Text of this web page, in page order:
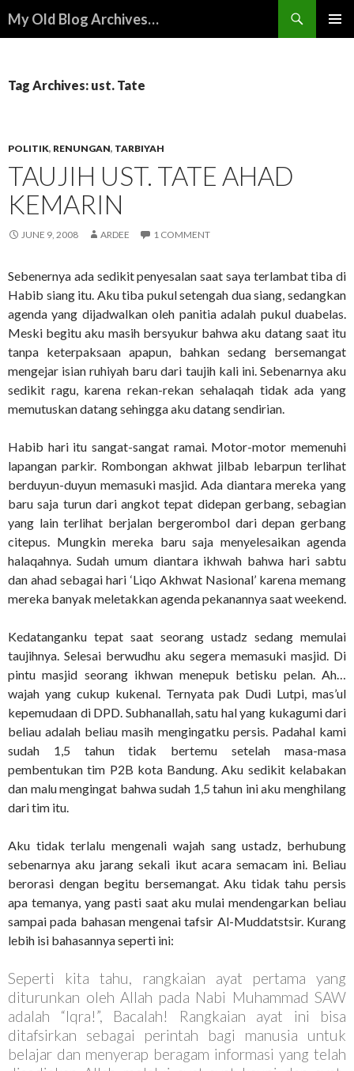
My Old Blog Archives…
Tag Archives: ust. Tate
POLITIK, RENUNGAN, TARBIYAH
TAUJIH UST. TATE AHAD
KEMARIN
JUNE 9, 2008 ARDEE 1 COMMENT
Sebenernya ada sedikit penyesalan saat saya terlambat tiba di
Habib siang itu. Aku tiba pukul setengah dua siang, sedangkan
agenda yang dijadwalkan oleh panitia adalah pukul duabelas.
Meski begitu aku masih bersyukur bahwa aku datang saat itu
tanpa keterpaksaan apapun, bahkan sedang bersemangat
mengejar isian ruhiyah baru dari taujih kali ini. Sebenarnya aku
sedikit ragu, karena rekan-rekan sehalaqah tidak ada yang
memutuskan datang sehingga aku datang sendirian.
Habib hari itu sangat-sangat ramai. Motor-motor memenuhi
lapangan parkir. Rombongan akhwat jilbab lebarpun terlihat
berduyun-duyun memasuki masjid. Ada diantara mereka yang
baru saja turun dari angkot tepat didepan gerbang, sebagian
yang lain terlihat berjalan bergerombol dari depan gerbang
citepus. Mungkin mereka baru saja menyelesaikan agenda
halaqahnya. Sudah umum diantara ikhwah bahwa hari sabtu
dan ahad sebagai hari ‘Liqo Akhwat Nasional’ karena memang
mereka banyak meletakkan agenda pekanannya saat weekend.
Kedatanganku tepat saat seorang ustadz sedang memulai
taujihnya. Selesai berwudhu aku segera memasuki masjid. Di
pintu masjid seorang ikhwan menepuk betisku pelan. Ah…
wajah yang cukup kukenal. Ternyata pak Dudi Lutpi, mas’ul
kepemudaan di DPD. Subhanallah, satu hal yang kukagumi dari
beliau adalah beliau masih mengingatku persis. Padahal kami
sudah 1,5 tahun tidak bertemu setelah masa-masa
pembentukan tim P2B kota Bandung. Aku sedikit kelabakan
dan malu mengingat bahwa sudah 1,5 tahun ini aku menghilang
dari tim itu.
Aku tidak terlalu mengenali wajah sang ustadz, berhubung
sebenarnya aku jarang sekali ikut acara semacam ini. Beliau
berorasi dengan begitu bersemangat. Aku tidak tahu persis
apa temanya, yang pasti saat aku mulai mendengarkan beliau
sampai pada bahasan mengenai tafsir Al-Muddatstsir. Kurang
lebih isi bahasannya seperti ini:
Seperti kita tahu, rangkaian ayat pertama yang
diturunkan oleh Allah pada Nabi Muhammad SAW
adalah “Iqra!”, Bacalah! Rangkaian ayat ini bisa
ditafsirkan sebagai perintah bagi manusia untuk
belajar dan menyerap beragam informasi yang telah